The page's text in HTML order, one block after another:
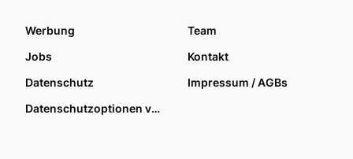
Werbung
Team
Jobs
Kontakt
Datenschutz
Impressum / AGBs
Datenschutzoptionen verwalten